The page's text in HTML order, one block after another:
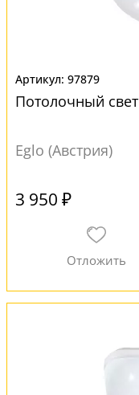
97879
Потолочный
Eglo (Австрия)
3 950 ₽